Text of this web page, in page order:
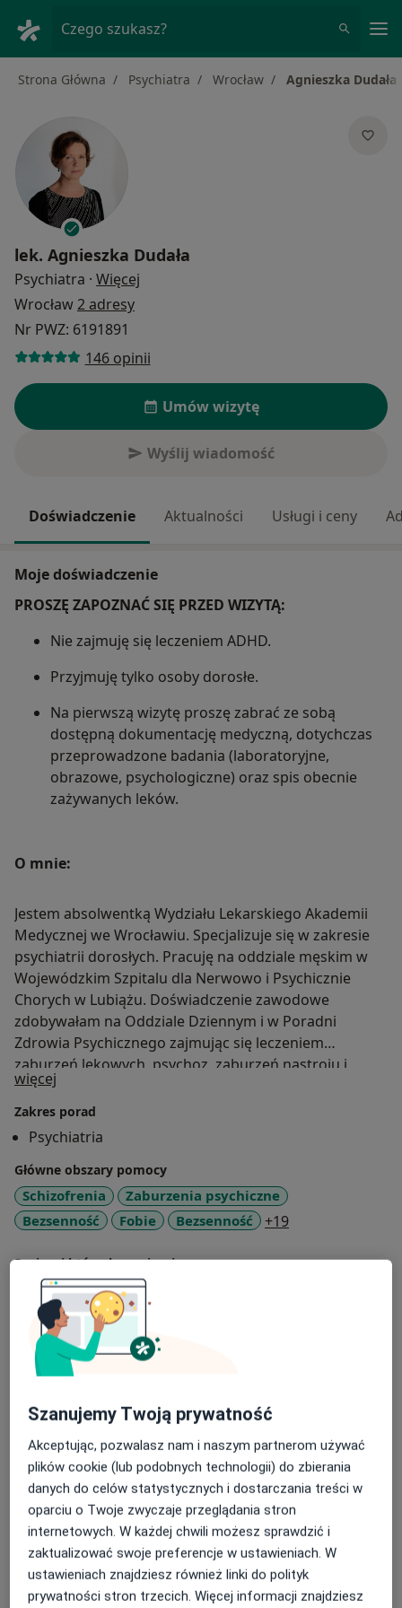
Czego szukasz?
Strona Główna Psychiatra Wrocław Agnieszka Dudała
lek. Agnieszka Dudała
Psychiatra · Więcej
Wrocław2 adresy
Nr PWZ: 6191891
146 opinii
Umów wizytę
Wyślij wiadomość
Doświadczenie Aktualności Usługi i ceny
Moje doświadczenie
PROSZĘ ZAPOZNAĆ SIĘ PRZED WIZYTĄ:
Nie zajmuję się leczeniem ADHD.
Przyjmuję tylko osoby dorosłe.
Na pierwszą wizytę proszę zabrać ze sobą
dostępną dokumentację medyczną, dotychczas
przeprowadzone badania (laboratoryjne,
obrazowe, psychologiczne) oraz spis obecnie
zażywanych leków.
O mnie:
Jestem absolwentką Wydziału Lekarskiego Akademii
Medycznej we Wrocławiu. Specjalizuje się w zakresie
psychiatrii dorosłych. Pracuję na oddziale męskim w
Wojewódzkim Szpitalu dla Nerwowo i Psychicznie
Chorych w Lubiążu. Doświadczenie zawodowe
zdobywałam na Oddziale Dziennym i w Poradni
Zdrowia Psychicznego zajmując się leczeniem
zaburzeń lękowych, psychoz, zaburzeń nastroju i
innych zaburzeń psychicznych, a także pracując z
osobami uzależnionymi w Oddziale Leczenia
Uzależnień w Legnicy. Jeżeli z przyczyn
epidemiologicznych lub innych wizyta w kontakcie
bezpośrednim nie jest możliwa to zapraszam do
konsultacji online, podczas których jest możliwe
uzyskanie e-recepty, e-zwolnienia, e-skierowania lub
niezbędnych zaświadczeń. Pacjentów przyjmuję
gabinetowo i online w Dolnośląskim Centrum
Psychoterapii przy ul. Powstańców Śląskich 28/30
więcej
Zakres porad
Psychiatria
Główne obszary pomocy
Schizofrenia
Zaburzenia psychiczne
Bezsenność
Fobie Bezsenność +19
Pacjenci których przyjmuję
Dorośli
Rodzaje konsultacji
StacjonarneZobacz lokalizacje (2)
Konsultacje online
Zdjęcia i filmy
Zobacz galerię (10)
Szanujemy Twoją prywatność
Akceptując, pozwalasz nam i naszym partnerom używać
plików cookie (lub podobnych technologii) do zbierania
danych do celów statystycznych i dostarczania treści w
oparciu o Twoje zwyczaje przeglądania stron
internetowych. W każdej chwili możesz sprawdzić i
zaktualizować swoje preferencje w ustawieniach. W
ustawieniach znajdziesz również linki do polityk
prywatności stron trzecich. Więcej informacji znajdziesz